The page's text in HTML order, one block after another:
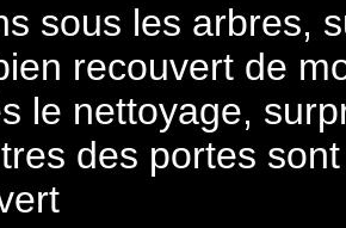
sous les arbres,
recouvert de
le nettoyage,
des portes